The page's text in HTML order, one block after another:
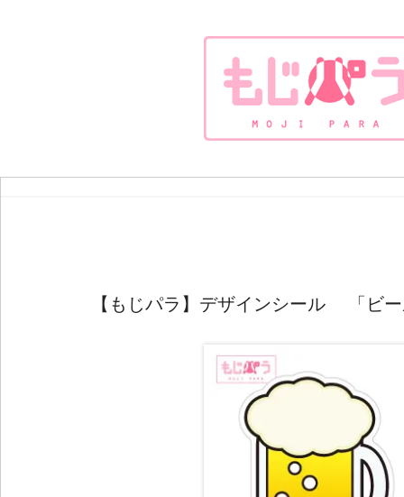
【もじパラ】デザインシール 「ビ